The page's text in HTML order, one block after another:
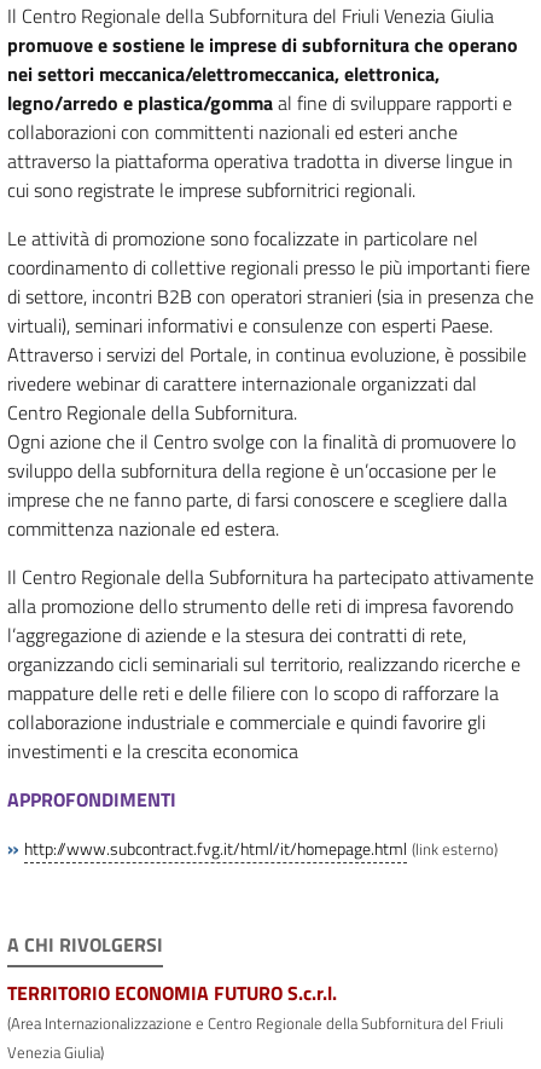
Il Centro Regionale della Subfornitura del Friuli Venezia Giulia
promuove e sostiene le imprese di subfornitura che operano
nei settori meccanica/elettromeccanica, elettronica,
legno/arredo e plastica/gommaal fine di sviluppare rapporti e
collaborazioni con committenti nazionali ed esteri anche
attraverso la piattaforma operativa tradotta in diverse lingue in
cui sono registrate le imprese subfornitrici regionali.
Le attività di promozione sono focalizzate in particolare nel
coordinamento di collettive regionali presso le più importanti fiere
di settore, incontri B2B con operatori stranieri (sia in presenza che
virtuali), seminari informativi e consulenze con esperti Paese.
Attraverso i servizi del Portale, in continua evoluzione, è possibile
rivedere webinar di carattere internazionale organizzati dal
Centro Regionale della Subfornitura.
Ogni azione che il Centro svolge con la finalità di promuovere lo
sviluppo della subfornitura della regione è un’occasione per le
imprese che ne fanno parte, di farsi conoscere e scegliere dalla
committenza nazionale ed estera.
Il Centro Regionale della Subfornitura ha partecipato attivamente
alla promozione dello strumento delle reti di impresa favorendo
l’aggregazione di aziende e la stesura dei contratti di rete,
organizzando cicli seminariali sul territorio, realizzando ricerche e
mappature delle reti e delle filiere con lo scopo di rafforzare la
collaborazione industriale e commerciale e quindi favorire gli
investimenti e la crescita economica
APPROFONDIMENTI
» http://www.subcontract.fvg.it/html/it/homepage.html (link esterno)
A CHI RIVOLGERSI
TERRITORIO ECONOMIA FUTURO S.c.r.l.
(Area Internazionalizzazione e Centro Regionale della Subfornitura del Friuli
Venezia Giulia)